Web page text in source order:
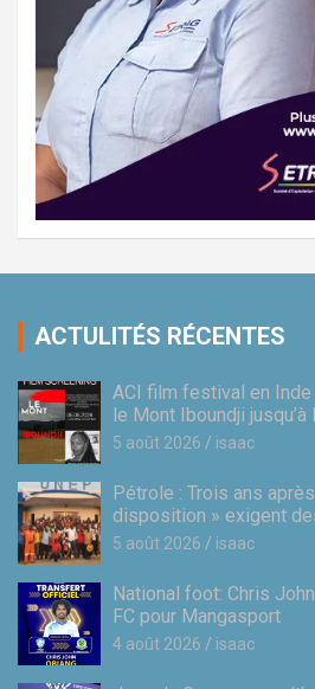
ACTULITÉS RÉCENTES
ACI film festival en
le Mont Iboundji jusqu’à
5 août 2026 isaac
Pétrole : Trois ans
disposition » exigent
5 août 2026 isaac
National foot: Chris
FC pour Mangasport
4 août 2026 isaac